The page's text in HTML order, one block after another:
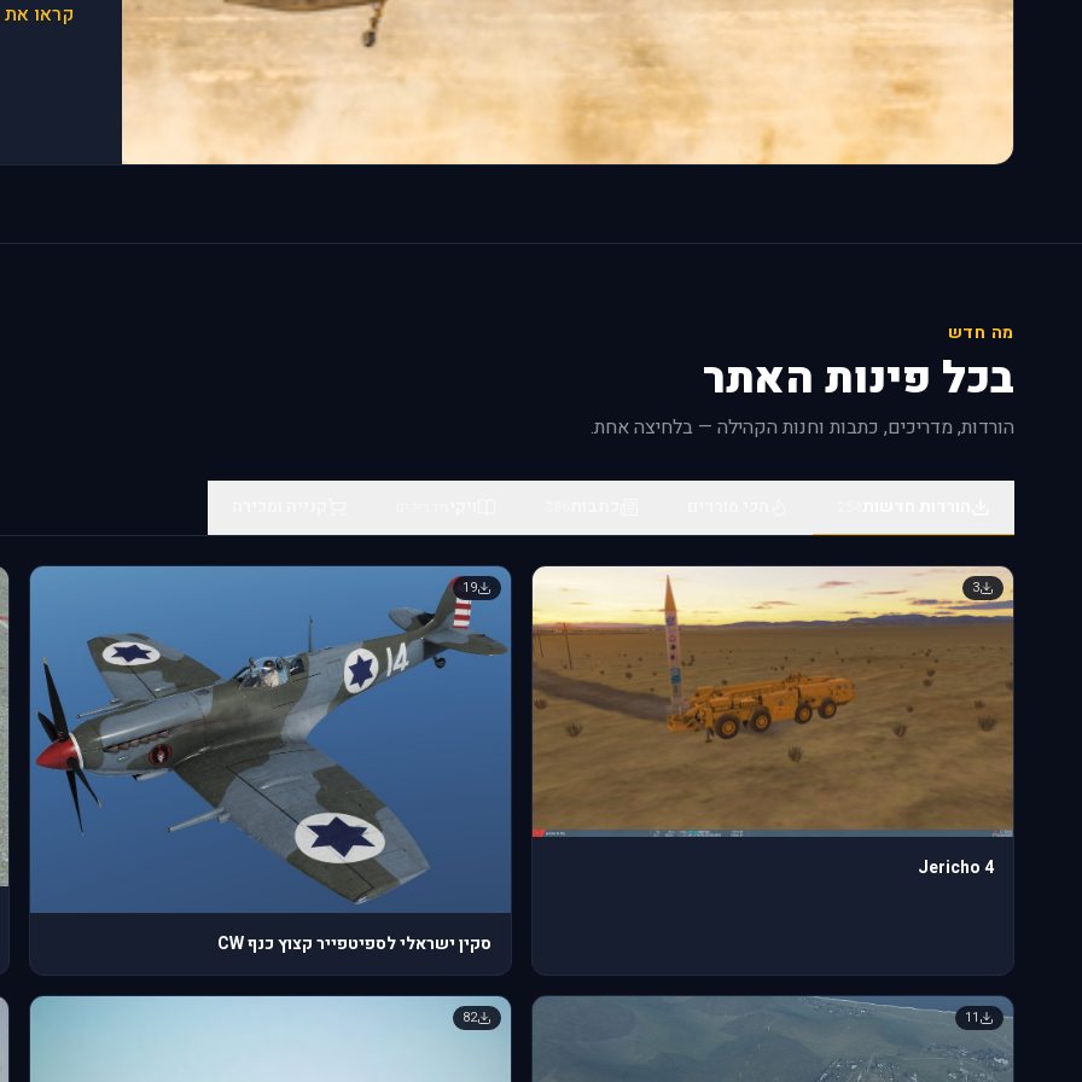
f-100d/) is now a
f-100d/) by **Grinn
קראו
מה חדש
בכל פינות האתר
הורדות, מדריכים, כתבות וחנות הקהילה — בלחיצה אחת.
3
Jericho 4
19
סקין ישראלי לספיטפייר קצוץ כנף CW
11
82